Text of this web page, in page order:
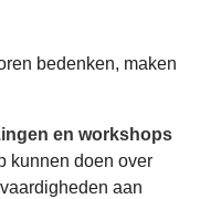
bedenken, maken
en workshops
kunnen doen over
aan